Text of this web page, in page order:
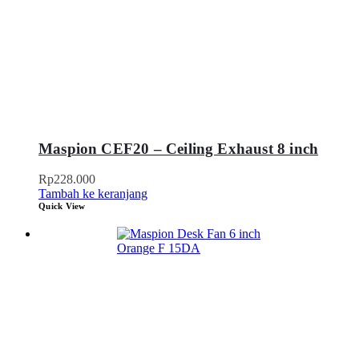
Maspion CEF20 – Ceiling Exhaust 8 inch
Rp228.000
Tambah ke keranjang
Quick View